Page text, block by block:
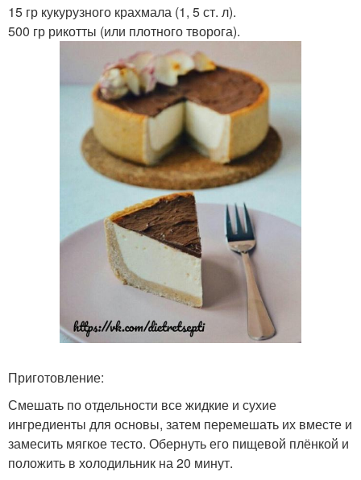
15 гр кукурузного крахмала (1, 5 ст. л).
500 гр рикотты (или плотного творога).
Приготовление:
Смешать по отдельности все жидкие и сухие
ингредиенты для основы, затем перемешать их вместе и
замесить мягкое тесто. Обернуть его пищевой плёнкой и
положить в холодильник на 20 минут.